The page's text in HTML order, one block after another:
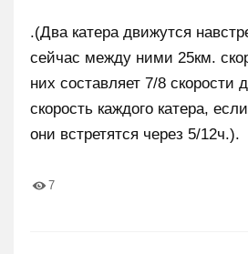
.(Два катера движутся
сейчас между ними 25км.
них составляет 7/8 скорости
скорость каждого катера,
они встретятся через 5/12ч.).
7